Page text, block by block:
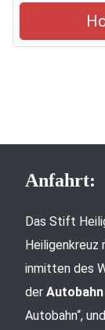
Anfahrt:
Das Stift
Heiligenkreuz
inmitten des
der Autobahn
Autobahn“,